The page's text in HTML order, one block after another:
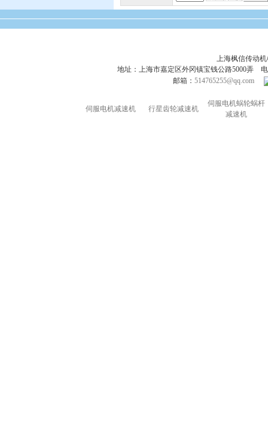
上海枫信传动
地址：上海市嘉定区外冈镇宝钱公路5000弄 电
邮箱：514765255@qq.com
伺服电机减速机 行星齿轮减速机
伺服电机蜗轮蜗杆
减速机